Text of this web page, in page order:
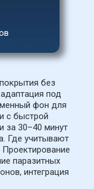
без
под
фон для
с быстрой
за 30–40 минут
Где учитывают
паразитных
интеграция